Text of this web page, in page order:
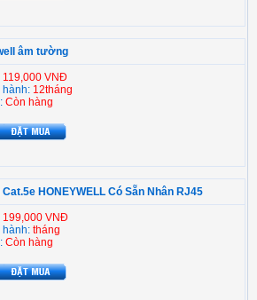
âm tường
119,000 VNĐ
hành: 12tháng
Còn hàng
HONEYWELL Có Sẵn Nhân RJ45
199,000 VNĐ
hành: tháng
Còn hàng